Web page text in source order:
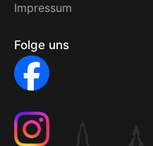
Impressum
Folge uns